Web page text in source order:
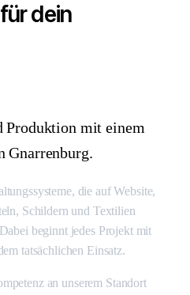
dein
Produktion mit einem
Gnarrenburg.
die auf Website,
Schildern und Textilien
beginnt jedes Projekt mit
tatsächlichen Einsatz.
an unserem Standort